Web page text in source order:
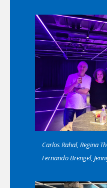
Carlos Rahal, Regina
Fernando Brengel,